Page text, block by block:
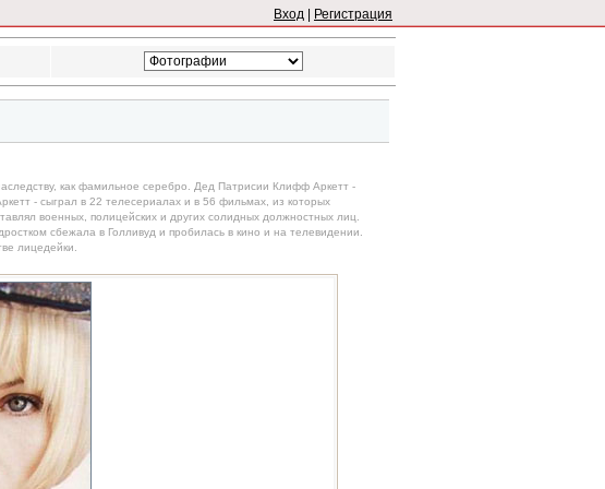
Вход Регистрация
как фамильное серебро. Дед Патрисии Клифф Аркетт -
- сыграл в 22 телесериалах и в 56 фильмах, из которых
военных, полицейских и других солидных должностных лиц.
сбежала в Голливуд и пробилась в кино и на телевидении.
лицедейки.